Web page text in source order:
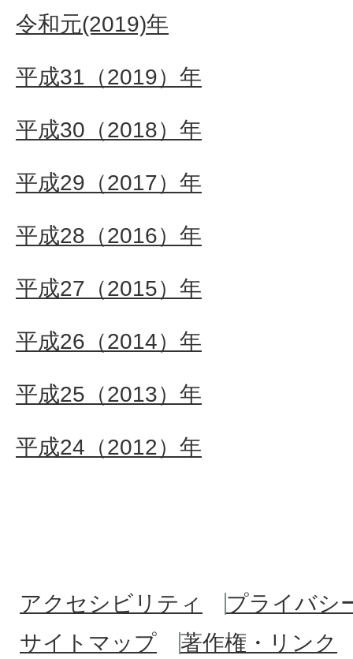
令和元(2019)年
平成31（2019）年
平成30（2018）年
平成29（2017）年
平成28（2016）年
平成27（2015）年
平成26（2014）年
平成25（2013）年
平成24（2012）年
アクセシビリティ
プライバシ
サイトマップ
著作権・リンク